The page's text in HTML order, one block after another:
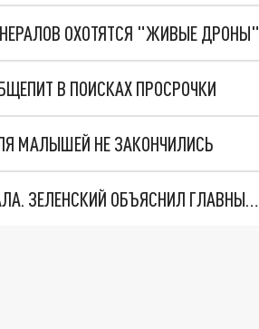
ОХОТЯТСЯ "ЖИВЫЕ ДРОНЫ"
В ПОИСКАХ ПРОСРОЧКИ
МАЛЫШЕЙ НЕ ЗАКОНЧИЛИСЬ
"МЫ ВАС ЗАСТАВИМ": ЖУТКИЕ ДЕТАЛИ ОХОТЫ НА ГЕНЕРАЛА. ЗЕЛЕНСКИЙ ОБЪЯСНИЛ ГЛАВНЫЙ СМЫСЛ ТЕРАКТА В ЦЕНТРЕ МОСКВЫ